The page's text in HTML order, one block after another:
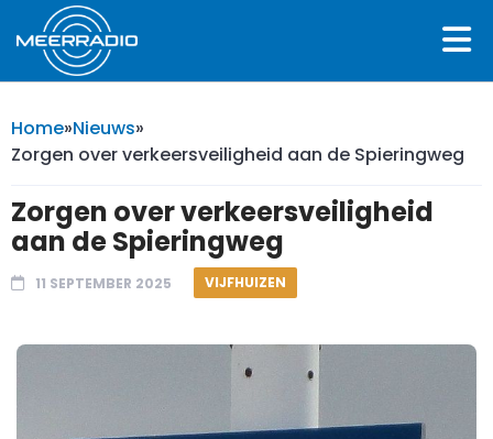
Home»Nieuws»
Zorgen over verkeersveiligheid aan de Spieringweg
Zorgen over verkeersveiligheid
aan de Spieringweg
11 SEPTEMBER 2025 VIJFHUIZEN